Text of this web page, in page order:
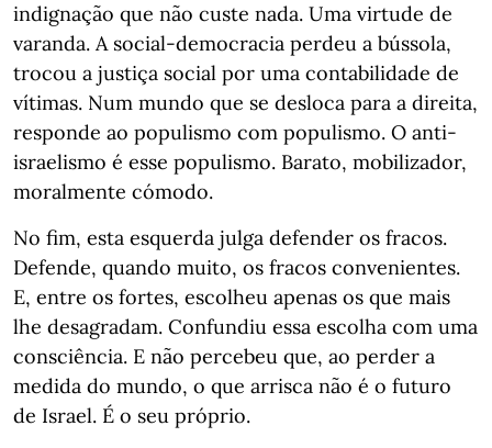
indignação que não custe nada. Uma virtude de
varanda. A social-democracia perdeu a bússola,
trocou a justiça social por uma contabilidade de
vítimas. Num mundo que se desloca para a direita,
responde ao populismo com populismo. O anti-
israelismo é esse populismo. Barato, mobilizador,
moralmente cómodo.
No fim, esta esquerda julga defender os fracos.
Defende, quando muito, os fracos convenientes.
E, entre os fortes, escolheu apenas os que mais
lhe desagradam. Confundiu essa escolha com uma
consciência. E não percebeu que, ao perder a
medida do mundo, o que arrisca não é o futuro
de Israel. É o seu próprio.